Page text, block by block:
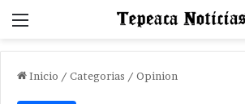
Menu
Inicio / Categorias / Opinion